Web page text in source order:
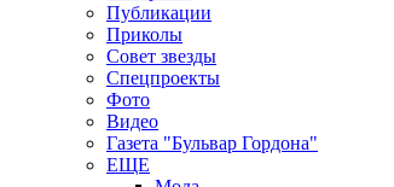
Публикации
Приколы
Совет звезды
Спецпроекты
Фото
Видео
Газета "Бульвар Гордона"
ЕЩЕ